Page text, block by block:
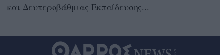
και Δευτεροβάθμιας Εκπαίδευσης...